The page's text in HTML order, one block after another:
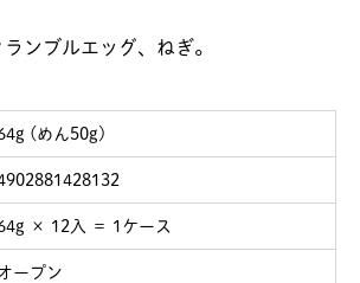
ンブルエッグ、ねぎ。
(めん50g)
× 12入 ＝ 1ケース
ープン